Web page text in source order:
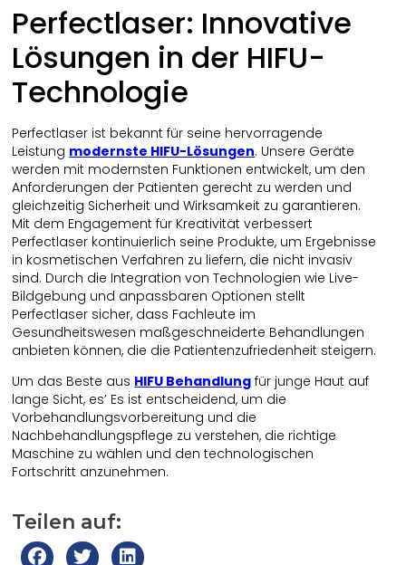
Perfectlaser: Innovative
Lösungen in der HIFU-
Technologie
Perfectlaser ist bekannt für seine hervorragende
Leistung modernste HIFU-Lösungen. Unsere Geräte
werden mit modernsten Funktionen entwickelt, um den
Anforderungen der Patienten gerecht zu werden und
gleichzeitig Sicherheit und Wirksamkeit zu garantieren.
Mit dem Engagement für Kreativität verbessert
Perfectlaser kontinuierlich seine Produkte, um Ergebnisse
in kosmetischen Verfahren zu liefern, die nicht invasiv
sind. Durch die Integration von Technologien wie Live-
Bildgebung und anpassbaren Optionen stellt
Perfectlaser sicher, dass Fachleute im
Gesundheitswesen maßgeschneiderte Behandlungen
anbieten können, die die Patientenzufriedenheit steigern.
Um das Beste aus HIFU Behandlung für junge Haut auf
lange Sicht, es’ Es ist entscheidend, um die
Vorbehandlungsvorbereitung und die
Nachbehandlungspflege zu verstehen, die richtige
Maschine zu wählen und den technologischen
Fortschritt anzunehmen.
Teilen auf: